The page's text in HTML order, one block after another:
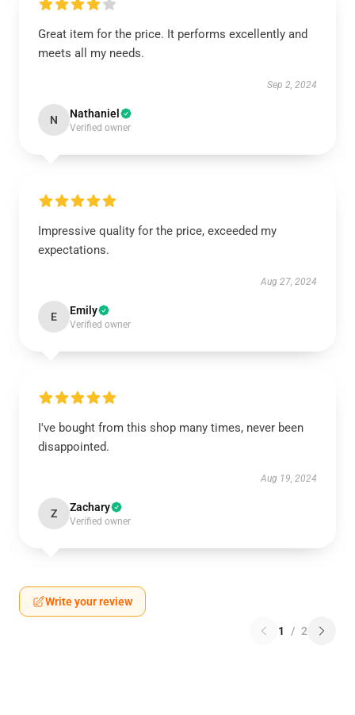
Great item for the price. It performs excellently and
meets all my needs.
Sep 2, 2024
N Nathaniel
Verified owner
Impressive quality for the price, exceeded my
expectations.
Aug 27, 2024
E Emily
Verified owner
I've bought from this shop many times, never been
disappointed.
Aug 19, 2024
Z Zachary
Verified owner
Write your review
1 / 2